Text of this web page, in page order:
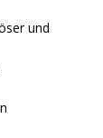
und